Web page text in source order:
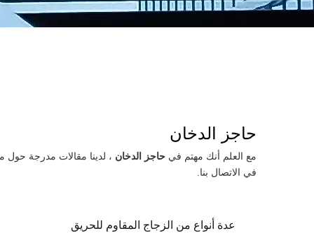
حاجز الدخان
مع العلم أنك مهتم في حاجز الدخان ، لدينا مقالات مدرجة حول
في الاتصال بنا.
عدة أنواع من الزجاج المقاوم للحريق